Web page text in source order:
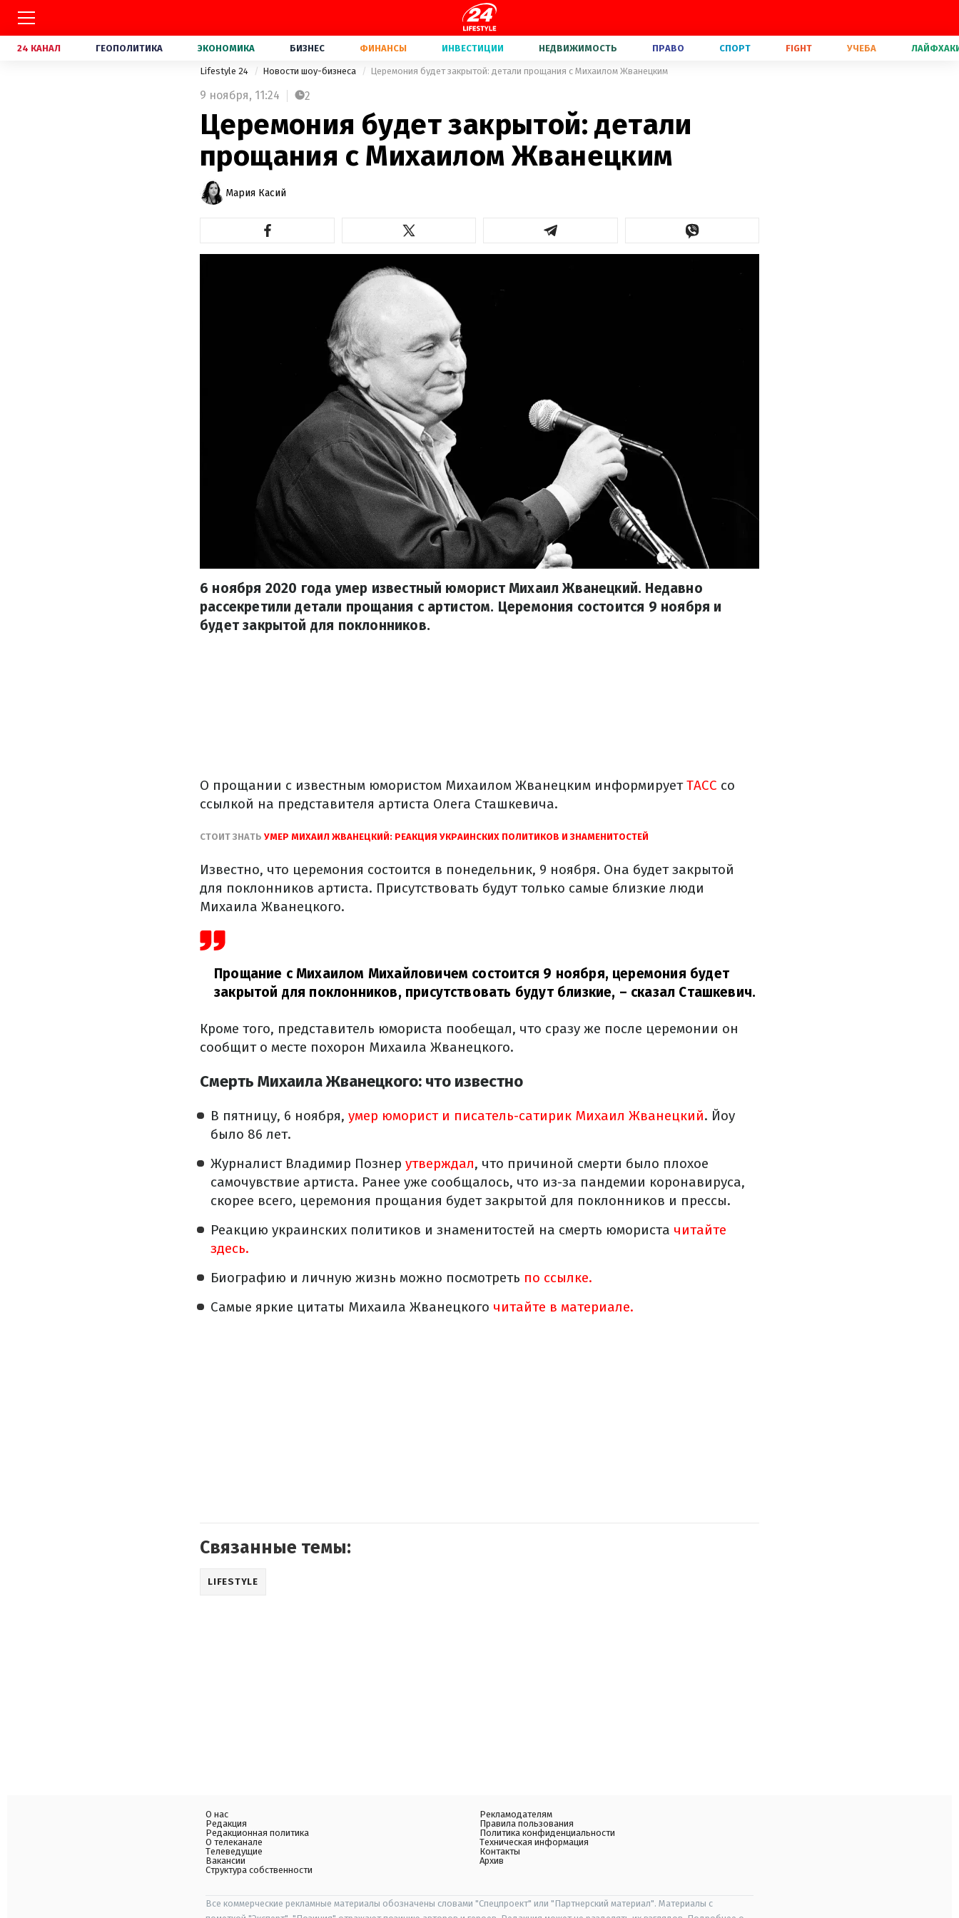
24 КАНАЛ ГЕОПОЛИТИКА ЭКОНОМИКА БИЗНЕС ФИНАНСЫ ИНВЕСТИЦИИ НЕДВИЖИМОСТЬ ПРАВО СПОРТ FIGHT УЧЕБА
Lifestyle 24 Новости шоу-бизнеса Церемония будет закрытой: детали прощания с Михаилом Жванецким
9 ноября, 11:24 2
Церемония будет закрытой: детали
прощания с Михаилом Жванецким
Мария Касий
6 ноября 2020 года умер известный юморист Михаил Жванецкий. Недавно
рассекретили детали прощания с артистом. Церемония состоится 9 ноября и
будет закрытой для поклонников.
О прощании с известным юмористом Михаилом Жванецким информируетТАСС со
ссылкой на представителя артиста Олега Сташкевича.
СТОИТ ЗНАТЬ УМЕР МИХАИЛ ЖВАНЕЦКИЙ: РЕАКЦИЯ УКРАИНСКИХ ПОЛИТИКОВ И ЗНАМЕНИТОСТЕЙ
Известно, что церемония состоится в понедельник, 9 ноября. Она будет закрытой
для поклонников артиста. Присутствовать будут только самые близкие люди
Михаила Жванецкого.
Прощание с Михаилом Михайловичем состоится 9 ноября, церемония будет
закрытой для поклонников, присутствовать будут близкие, – сказал Сташкевич.
Кроме того, представитель юмориста пообещал, что сразу же после церемонии он
сообщит о месте похорон Михаила Жванецкого.
Смерть Михаила Жванецкого: что известно
В пятницу, 6 ноября, умер юморист и писатель-сатирик Михаил Жванецкий. Йоу
было 86 лет.
Журналист Владимир Познер утверждал, что причиной смерти было плохое
самочувствие артиста. Ранее уже сообщалось, что из-за пандемии коронавируса,
скорее всего, церемония прощания будет закрытой для поклонников и прессы.
Реакцию украинских политиков и знаменитостей на смерть юмориста читайте
здесь.
Биографию и личную жизнь можно посмотреть по ссылке.
Самые яркие цитаты Михаила Жванецкого читайте в материале.
Связанные темы:
LIFESTYLE
О нас
Редакция
Редакционная политика
О телеканале
Телеведущие
Вакансии
Структура собственности
Рекламодателям
Правила пользования
Политика конфиденциальности
Техническая информация
Контакты
Архив
Все коммерческие рекламные материалы обозначены словами "Спецпроект" или "Партнерский материал". Материалы с